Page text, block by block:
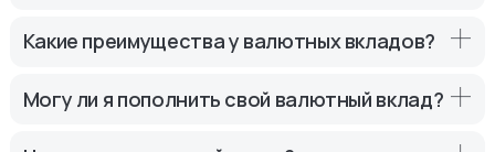
Это зависит от условий вклада. Некоторые вклады
Какие преимущества у валютных вкладов?
Основные преимущества включают защиту от
получения дохода в стабильной валюте и
Могу ли я пополнить свой валютный вклад?